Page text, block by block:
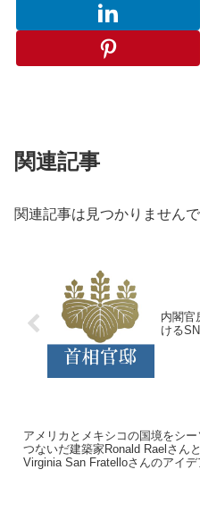
関連記事
関連記事は見つかりませんで
内閣官
ける
アメリカとメキシコの国境をシ
つないだ建築家Ronald Raelさんと
Virginia San Fratelloさんのアイデ